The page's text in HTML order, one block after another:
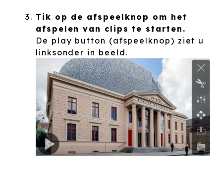
Tik op de afspeelknop om het
afspelen van clips te starten.
De play button (afspeelknop) ziet u
linksonder in beeld.